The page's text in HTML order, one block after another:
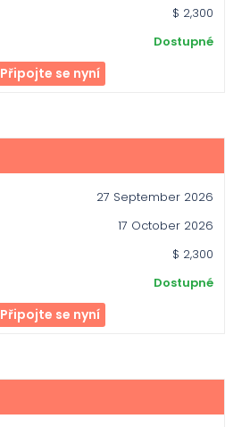
$ 2,300
Dostupné
Připojte se nyní
27 September 2026
17 October 2026
$ 2,300
Dostupné
Připojte se nyní